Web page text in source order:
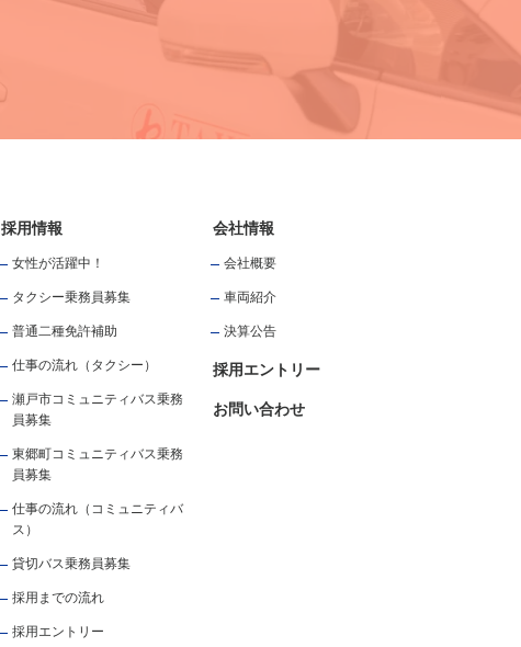
採用情報
女性が活躍中！
タクシー乗務員募集
普通二種免許補助
仕事の流れ（タクシー）
瀬戸市コミュニティバス乗務
員募集
東郷町コミュニティバス乗務
員募集
仕事の流れ（コミュニティバ
ス）
貸切バス乗務員募集
採用までの流れ
採用エントリー
会社情報
会社概要
車両紹介
決算公告
採用エントリー
お問い合わせ